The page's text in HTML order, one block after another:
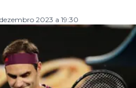
2023 a 19:30